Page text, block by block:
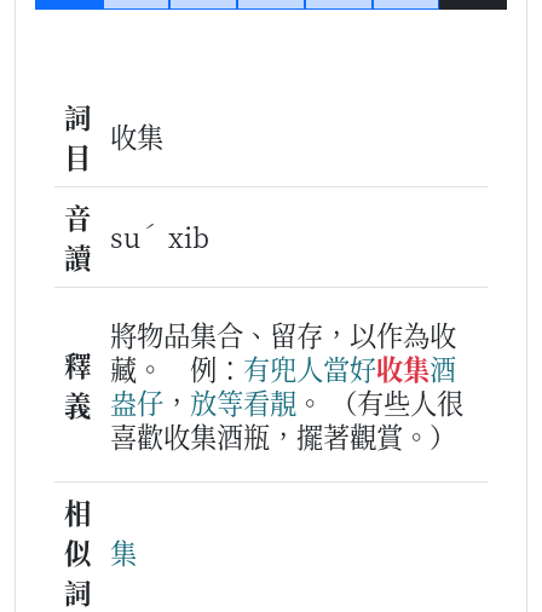
詞
目
收集
音
讀
su ˊ xib
釋
義
將物品集合、留存，以作為收
藏。
例： 有兜人當好收集酒
盎仔 ， 放等看靚 。
（有些人很
喜歡收集酒瓶，擺著觀賞。）
相
似
詞
集